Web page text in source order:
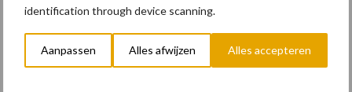
identification through device scanning.
Aanpassen Alles afwijzen Alles accepteren
Heuver Banden brengt
derde editie van
Landbouwbandenboek uit